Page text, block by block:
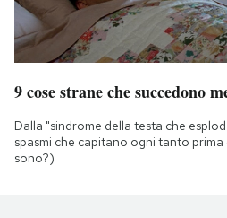
9 cose strane che succedono
Dalla "sindrome della testa che
spasmi che capitano ogni tanto
sono?)